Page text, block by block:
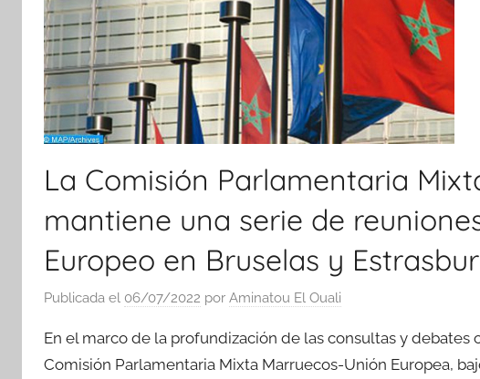
La Comisión Parlamentaria
mantiene una serie de
Europeo en Bruselas y
Publicada el 06/07/2022 por Aminatou El Ouali
En el marco de la profundización de las consultas y
Comisión Parlamentaria Mixta Marruecos-Unión Europea,